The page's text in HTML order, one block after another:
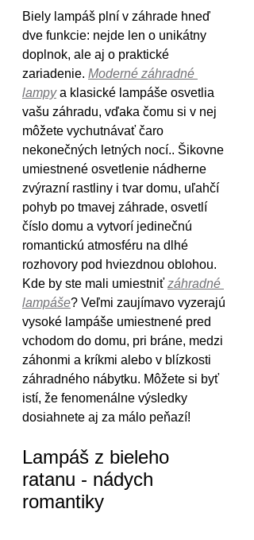
Biely lampáš plní v záhrade hneď
dve funkcie: nejde len o unikátny
doplnok, ale aj o praktické
zariadenie. Moderné záhradné
lampy a klasické lampáše osvetlia
vašu záhradu, vďaka čomu si v nej
môžete vychutnávať čaro
nekonečných letných nocí.. Šikovne
umiestnené osvetlenie nádherne
zvýrazní rastliny i tvar domu, uľahčí
pohyb po tmavej záhrade, osvetlí
číslo domu a vytvorí jedinečnú
romantickú atmosféru na dlhé
rozhovory pod hviezdnou oblohou.
Kde by ste mali umiestniť záhradné
lampáše? Veľmi zaujímavo vyzerajú
vysoké lampáše umiestnené pred
vchodom do domu, pri bráne, medzi
záhonmi a kríkmi alebo v blízkosti
záhradného nábytku. Môžete si byť
istí, že fenomenálne výsledky
dosiahnete aj za málo peňazí!
Lampáš z bieleho
ratanu - nádych
romantiky